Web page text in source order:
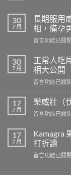
30
7 月
長期服用
相，備孕
在
期
服
用
威
鋼
導
不
孕
嗎？
留言功能已關閉
30
7 月
正常人吃
相大公開
在
常
人
吃
利
士
怎
留言功能已關閉
17
7 月
樂威壯（
在
威
壯
（伐
地
留言功能已關閉
17
7 月
Kamagra
打折讀
在
留言功能已關閉